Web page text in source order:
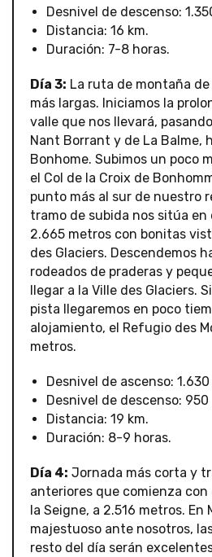
Desnivel de descenso:
Distancia: 16 km.
Duración: 7-8 horas.
Día 3: La ruta de montaña
más largas. Iniciamos la
valle que nos llevará,
Nant Borrant y de La Balme,
Bonhome. Subimos un poco
el Col de la Croix de
punto más al sur de nuestro
tramo de subida nos sitúa en
2.665 metros con bonitas
des Glaciers. Descendemos
rodeados de praderas y
llegar a la Ville des Glaciers.
pista llegaremos en poco
alojamiento, el Refugio des
metros.
Desnivel de ascenso:
Desnivel de descenso:
Distancia: 19 km.
Duración: 8-9 horas.
Día 4: Jornada más corta y
anteriores que comienza con
la Seigne, a 2.516 metros. En
majestuoso ante nosotros,
resto del día serán